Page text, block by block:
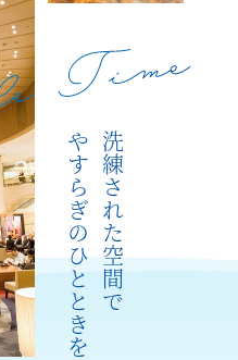
洗練された空間で
やすらぎのひとときを